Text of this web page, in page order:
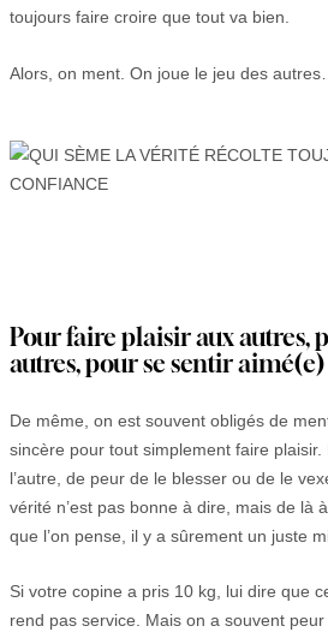
toujours faire croire que tout va bien.
Alors, on ment. On joue le jeu des
Pour faire plaisir aux autres,
autres, pour se sentir aimé(e)
De même, on est souvent obligés de
sincère pour tout simplement faire
l’autre, de peur de le blesser ou de le
vérité n’est pas bonne à dire, mais de là
que l’on pense, il y a sûrement un juste
Si votre copine a pris 10 kg, lui dire que
rend pas service. Mais on a souvent